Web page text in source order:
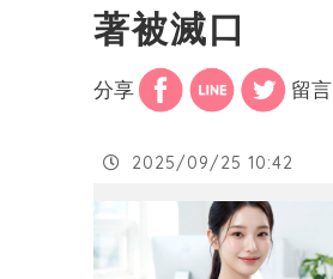
著被滅口
分享 留言
2025/09/25 10:42